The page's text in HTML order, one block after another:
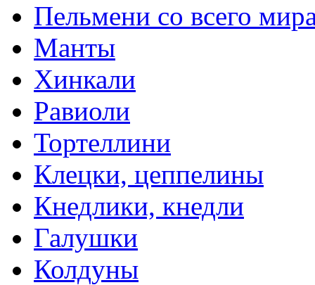
Пельмени со всего
Манты
Хинкали
Равиоли
Тортеллини
Клецки, цеппелины
Кнедлики, кнедли
Галушки
Колдуны